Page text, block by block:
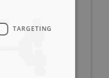
TARGETING